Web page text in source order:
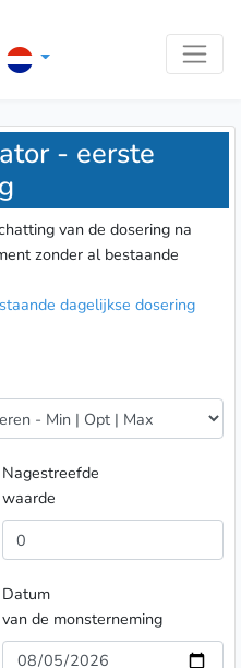
- eerste
van de dosering na
zonder al bestaande
dagelijkse dosering
Nagestreefde
waarde
Datum
van de monsterneming